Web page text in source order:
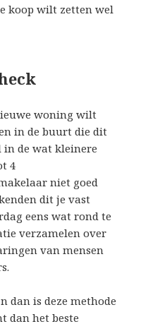
koop wilt zetten wel
woning wilt
in de buurt die dit
in de wat kleinere
4
niet goed
dit je vast
eens wat rond te
verzamelen over
van mensen
dan is deze methode
dan het beste